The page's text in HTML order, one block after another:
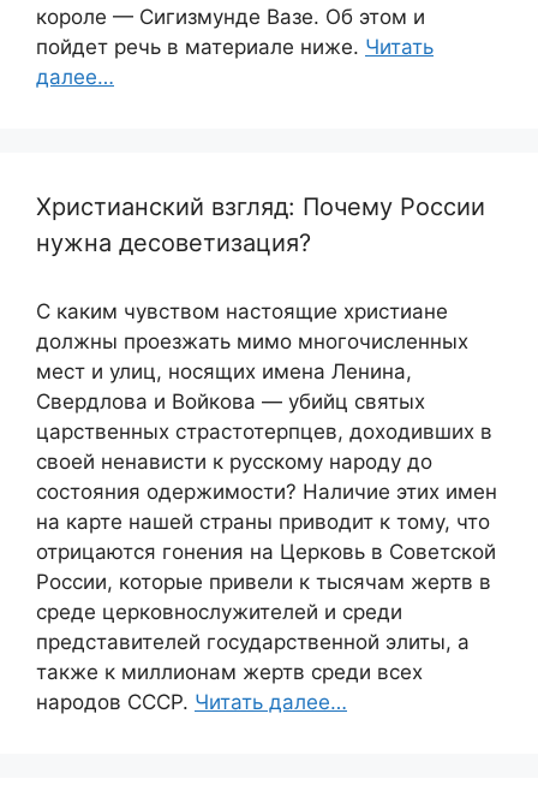
короле — Сигизмунде Вазе. Об этом и
пойдет речь в материале ниже. Читать
далее…
Христианский взгляд: Почему России
нужна десоветизация?
С каким чувством настоящие христиане
должны проезжать мимо многочисленных
мест и улиц, носящих имена Ленина,
Свердлова и Войкова — убийц святых
царственных страстотерпцев, доходивших в
своей ненависти к русскому народу до
состояния одержимости? Наличие этих имен
на карте нашей страны приводит к тому, что
отрицаются гонения на Церковь в Советской
России, которые привели к тысячам жертв в
среде церковнослужителей и среди
представителей государственной элиты, а
также к миллионам жертв среди всех
народов СССР. Читать далее…